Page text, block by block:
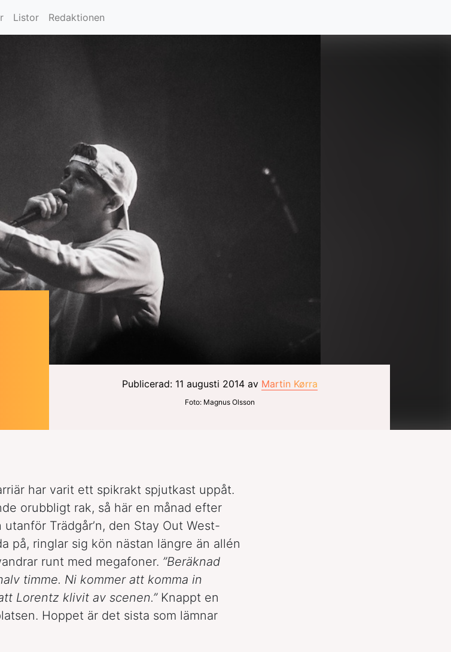
Listor Redaktionen
Publicerad: 11 augusti 2014 av Martin Kørra
Foto: Magnus Olsson
har varit ett spikrakt spjutkast uppåt.
orubbligt rak, så här en månad efter
Trädgår’n, den Stay Out West-
på, ringlar sig kön nästan längre än allén
runt med megafoner. ”Beräknad
timme. Ni kommer att komma in
Lorentz klivit av scenen.”Knappt en
Hoppet är det sista som lämnar